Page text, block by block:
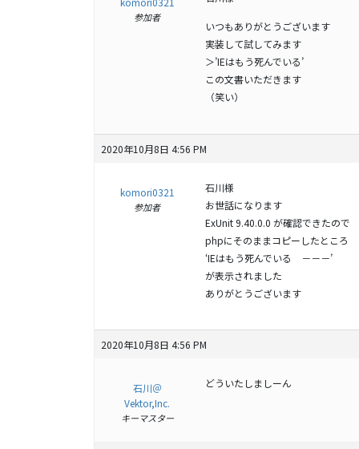
参加者
いつもありがとうございます
実装して試してみます
＞’IEはもう死んでいる’
この文書いただきます
（笑い）
2020年10月8日 4:56 PM
komori0321
参加者
石川様
お世話になります
ExUnit 9.40.0.0 が確認できたので
phpにそのままコピーしたところ
‘IEはもう死んでいる －－－’
が表示されました
ありがとうございます
2020年10月8日 4:56 PM
石川＠
Vektor,Inc.
キーマスター
どういたしましーん